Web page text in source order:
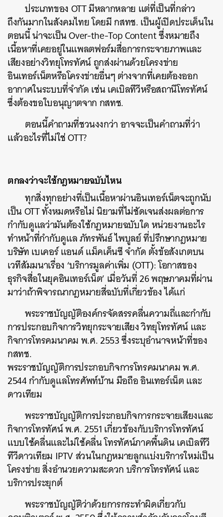
ประเภทของ OTT มีหลากหลาย แต่ที่เป็นที่กล่าว
ถึงกันมากในสังคมไทย โดยมี กสทช. เป็นผู้เปิดประเด็นใน
ตอนนี้ น่าจะเป็น Over-the-Top Content ซึ่งหมายถึง
เนื้อหาที่เคยอยู่ในแพลตฟอร์มสื่อการกระจายภาพและ
เสียงอย่างวิทยุโทรทัศน์ ถูกส่งผ่านด้วยโครงข่าย
อินเทอร์เน็ตหรือโครงข่ายอื่นๆ ต่างจากที่เคยต้องออก
อากาศในระบบที่จำกัด เช่น เคเบิลทีวีหรือสถานีโทรทัศน์
ซึ่งต้องขอใบอนุญาตจาก กสทช.
ตอนนี้คำถามที่ชวนงงกว่า อาจจะเป็นคำถามที่ว่า
แล้วอะไรที่ไม่ใช่ OTT?
ตกลงว่าจะใช้กฎหมายฉบับไหน
ทุกสิ่งทุกอย่างที่เป็นเนื้อหาผ่านอินเทอร์เน็ตจะถูกนับ
เป็น OTT ทั้งหมดหรือไม่ นิยามที่ไม่ชัดเจนส่งผลต่อการ
กำกับดูแลว่ามันต้องใช้กฎหมายฉบับใด หน่วยงานอะไร
ทำหน้าที่กำกับดูแล ภัทรพันธ์ ไพบูลย์ ที่ปรึกษากฎหมาย
บริษัท เบเคอร์ แอนด์ แม็คเค็นซี จำกัด ตั้งข้อสังเกตบน
เวทีสัมมนาเรื่อง ‘บริการมูลค่าเพิ่ม (OTT): โอกาสของ
ธุรกิจสื่อในยุคอินเทอร์เน็ต’ เมื่อวันที่ 26 พฤษภาคมที่ผ่าน
มาว่าถ้าพิจารณากฎหมายสี่ฉบับที่เกี่ยวข้อง ได้แก่
พระราชบัญญัติองค์กรจัดสรรคลื่นความถี่และกำกับ
การประกอบกิจการวิทยุกระจายเสียง วิทยุโทรทัศน์ และ
กิจการโทรคมนาคม พ.ศ. 2553 ซึ่งระบุอำนาจหน้าที่ของ
กสทช.
พระราชบัญญัติการประกอบกิจการโทรคมนาคม พ.ศ.
2544 กำกับดูแลโทรศัพท์บ้าน มือถือ อินเทอร์เน็ต และ
ดาวเทียม
พระราชบัญญัติการประกอบกิจการกระจายเสียงและ
กิจการโทรทัศน์ พ.ศ. 2551 เกี่ยวข้องกับบริการโทรทัศน์
แบบใช้คลื่นและไม่ใช้คลื่น โทรทัศน์ภาคพื้นดิน เคเบิลทีวี
ทีวีดาวเทียม IPTV ส่วนในกฎหมายลูกแบ่งบริการใหม่เป็น
โครงข่าย สิ่งอำนวยความสะดวก บริการโทรทัศน์ และ
บริการประยุกต์
พระราชบัญญัติว่าด้วยการกระทำผิดเกี่ยวกับ